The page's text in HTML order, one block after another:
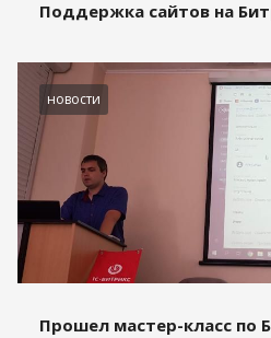
Поддержка сайтов на
новости
Прошел мастер-класс по